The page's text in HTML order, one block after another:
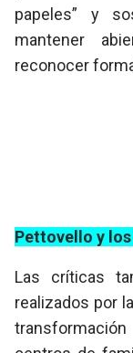
papeles” y
mantener
reconocer
Pettovello y
Las críticas
realizados por